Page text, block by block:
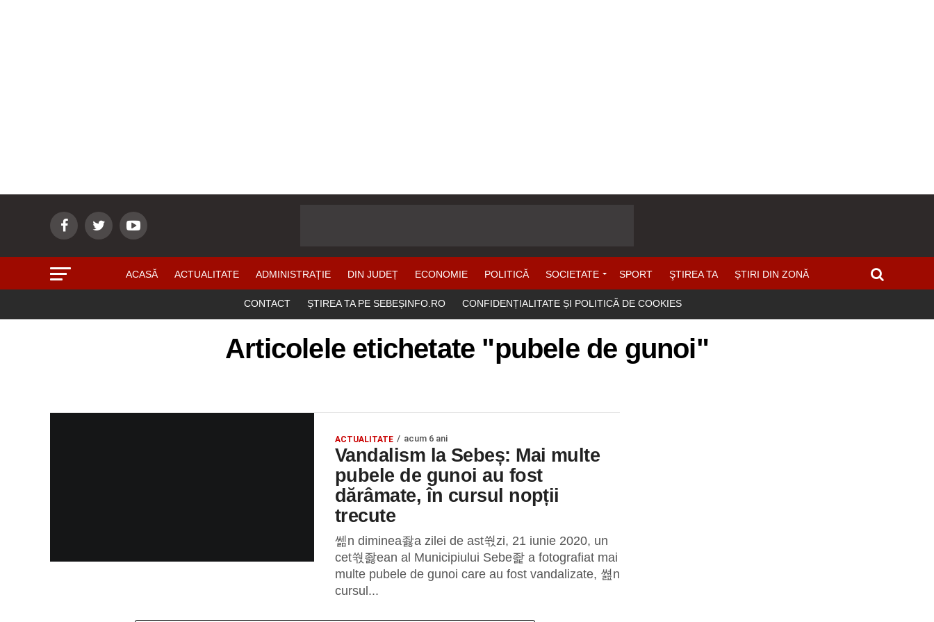
ACASĂ ACTUALITATE ADMINISTRAȚIE DIN JUDEȚ ECONOMIE POLITICĂ SOCIETATE SPORT ŞTIREA TA ȘTIRI DIN ZONĂ
CONTACT ȘTIREA TA PE SEBEȘINFO.RO CONFIDENȚIALITATE ȘI POLITICĂ DE COOKIES
Articolele etichetate "pubele de gunoi"
ACTUALITATE acum 6 ani
Vandalism la Sebeș: Mai multe
pubele de gunoi au fost
dărâmate, în cursul nopții
trecute
쎎n diminea좛a zilei de ast쒃zi, 21 iunie 2020, un
cet쒃좛ean al Municipiului Sebe좙 a fotografiat mai
multe pubele de gunoi care au fost vandalizate, 쎮n
cursul...